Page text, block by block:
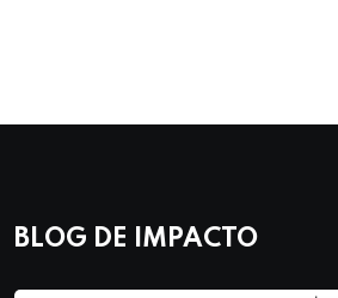
BLOG DE IMPACTO